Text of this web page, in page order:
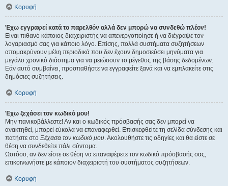
Κορυφή
Έχω εγγραφεί κατά το παρελθόν αλλά δεν μπορώ να συνδεθώ πλέον!
Είναι πιθανό κάποιος διαχειριστής να απενεργοποίησε ή να διέγραψε τον
λογαριασμό σας για κάποιο λόγο. Επίσης, πολλά συστήματα συζητήσεων
απομακρύνουν μέλη περιοδικά που δεν έχουν δημοσιεύσει μηνύματα για
μεγάλο χρονικό διάστημα για να μειώσουν το μέγεθος της βάσης δεδομένων.
Εάν αυτό συμβαίνει, προσπαθήστε να εγγραφείτε ξανά και να εμπλακείτε στις
δημόσιες συζητήσεις.
Κορυφή
Έχω ξεχάσει τον κωδικό μου!
Μην πανικοβάλλεστε! Αν και ο κωδικός πρόσβασής σας δεν μπορεί να
ανακτηθεί, μπορεί εύκολα να επαναφερθεί. Επισκεφθείτε τη σελίδα σύνδεσης και
πατήστε στο Ξέχασα τον κωδικό μου. Ακολουθήστε τις οδηγίες και θα είστε σε
θέση να συνδεθείτε πάλι σύντομα.
Ωστόσο, αν δεν είστε σε θέση να επαναφέρετε τον κωδικό πρόσβασής σας,
επικοινωνήστε με κάποιον διαχειριστή του συστήματος συζητήσεων.
Κορυφή